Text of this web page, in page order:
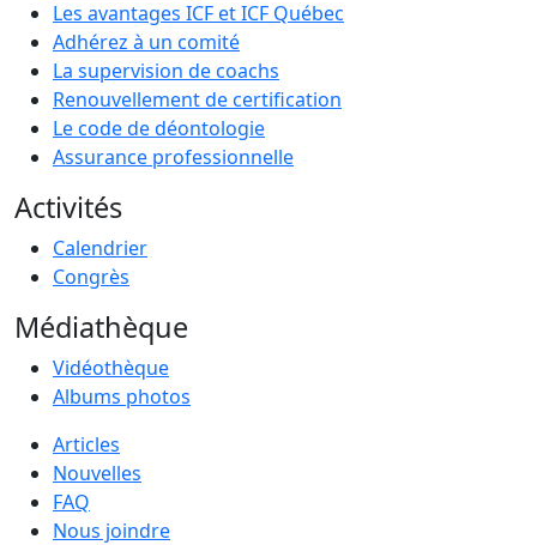
Les avantages ICF et ICF Québec
Adhérez à un comité
La supervision de coachs
Renouvellement de certification
Le code de déontologie
Assurance professionnelle
Activités
Calendrier
Congrès
Médiathèque
Vidéothèque
Albums photos
Articles
Nouvelles
FAQ
Nous joindre